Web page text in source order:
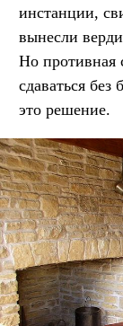
инстанции,
вынесли
Но противная
сдаваться без
это решение.